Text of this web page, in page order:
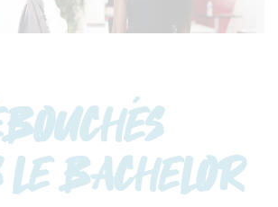
BACHELOR